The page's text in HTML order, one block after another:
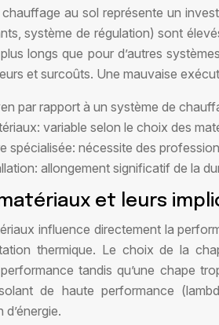
chauffage au sol représente un
système de régulation) sont
longs que pour d’autres
et surcoûts. Une mauvaise
par rapport à un système de
variable selon le choix des
spécialisée: nécessite des
allongement significatif de la
et leurs
influence directement la
thermique. Le choix de la
tandis qu’une chape
de haute performance